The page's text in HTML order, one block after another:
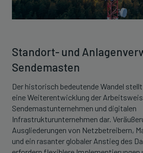
Standort- und
Sendemasten
Der historisch bedeutende Wandel
eine Weiterentwicklung der
Sendemastunternehmen und digitalen
Infrastrukturunternehmen dar.
Ausgliederungen von Netzbetreibern,
und ein rasanter globaler Anstieg des